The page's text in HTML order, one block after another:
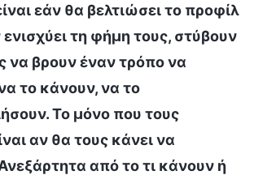
εάν θα βελτιώσει το προφίλ
τη φήμη τους, στύβουν
να βρουν έναν τρόπο να
το κάνουν, να το
Το μόνο που τους
αν θα τους κάνει να
από το τι κάνουν ή